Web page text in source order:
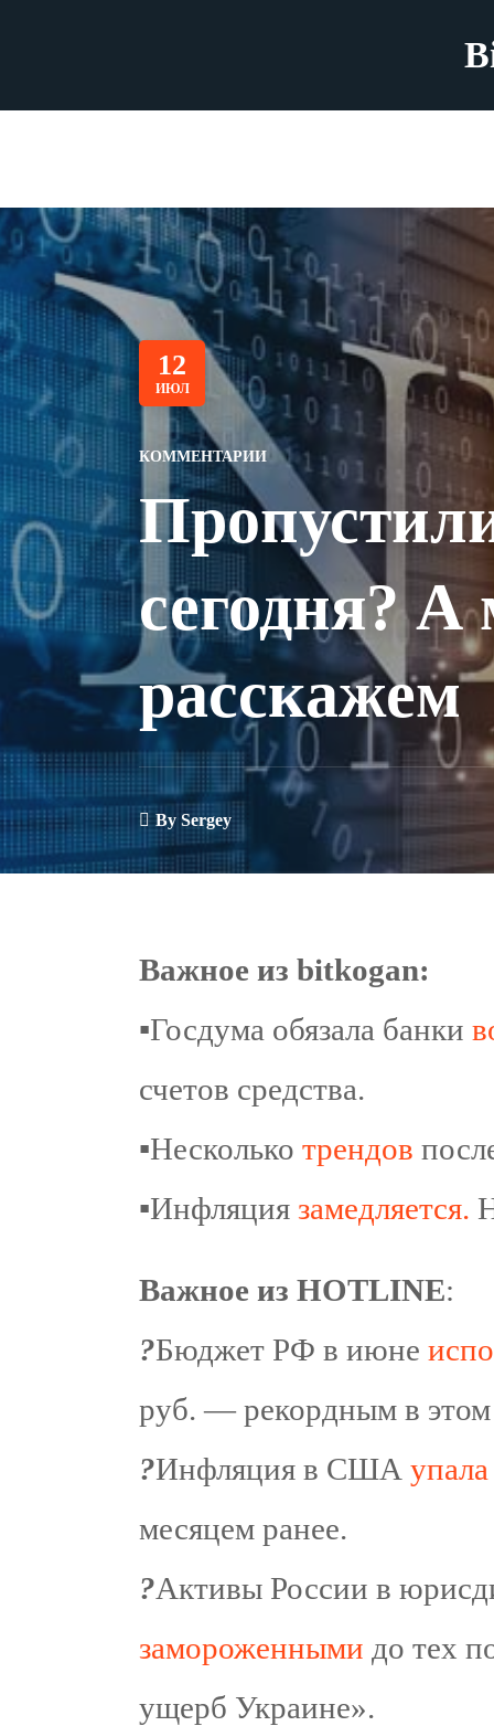
12
ИЮЛ
КОММЕНТАРИИ
сегодня?
расскажем
By Sergey
Важное из bitkogan:
▪️Госдума обязала банки
счетов средства.
▪️Несколько трендов
▪️Инфляция замедляется.
Важное из HOTLINE:
?Бюджет РФ в июне
руб. — рекордным в этом
?Инфляция в США упала
месяцем ранее.
?Активы России в
замороженными до тех
ущерб Украине».